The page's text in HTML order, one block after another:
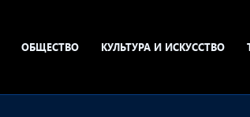
ОБЩЕСТВО КУЛЬТУРА И ИСКУССТВО